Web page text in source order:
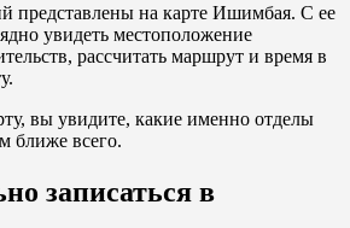
представлены на карте Ишимбая. С ее
увидеть местоположение
рассчитать маршрут и время в
вы увидите, какие именно отделы
ближе всего.
записаться в